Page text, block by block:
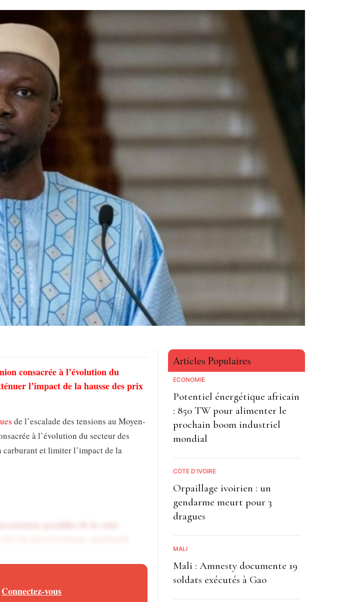
consacrée à l’évolution du
l’impact de la hausse des prix
de l’escalade des tensions au Moyen-
à l’évolution du secteur des
et limiter l’impact de la
possibles de la crise
mondiale et sur le continent
Connectez-vous
Articles Populaires
ECONOMIE
Potentiel énergétique africain
: 850 TW pour alimenter le
prochain boom industriel
mondial
CÔTE D'IVOIRE
Orpaillage ivoirien : un
gendarme meurt pour 3
dragues
MALI
Mali : Amnesty documente 19
soldats exécutés à Gao